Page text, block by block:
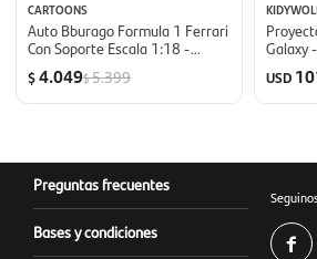
CARTOONS
Auto Bburago Formula 1 Ferrari
Con Soporte Escala 1:18 -
Charles Leclerc
$4.049$5.399
Galaxy
USD
Preguntas frecuentes
Bases y condiciones
